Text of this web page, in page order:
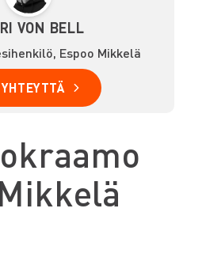
VON BELL
Espoo Mikkelä